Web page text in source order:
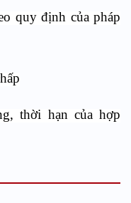
quy định của pháp
thời hạn của hợp